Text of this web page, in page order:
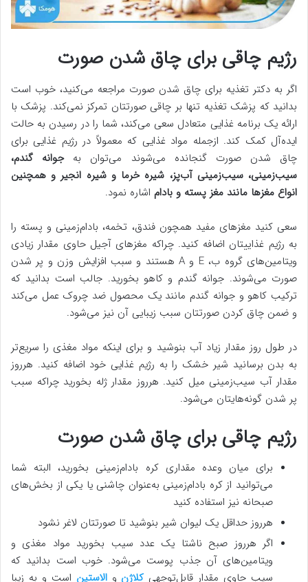
رژیم چاقی برای چاق شدن صورت
اگر به دکتر تغذیه برای چاق شدن صورت مراجعه می‌کنید، خوب است
بدانید که پزشک تغذیه تنها بر چاقی صورتتان تمرکز نمی‌کند. پزشک با
ارائه یک برنامه غذایی متعادل سعی می‌کند، شما را در رسیدن به حالت
ایده‌آل کمک کند. ازجمله مواد غذایی که معمولاً در رژیم غذایی برای
چاق شدن صورت گنجانده می‌شوند می‌توان بهجوانه گندم،
سیب‌زمینی، سیب‌زمینی آب‌پز، شیره خرما و شیره انجیر و همچنین
انواع مغزها مانند مغز پسته و بادام اشاره نمود.
سعی کنید مغزهای مفید همچون فندق، تخمه، بادام‌زمینی و پسته را
به رژیم غذاییتان اضافه کنید. چراکه مغزهای آجیل حاوی مقدار زیادی
ویتامین‌های گروه ب، E و A هستند و سبب افزایش وزن و پر شدن
صورت می‌شوند. جوانه گندم و کاهو بخورید. جالب است بدانید که
ترکیب کاهو و جوانه گندم مانند یک محصول ضد چروک عمل می‌کند
و ضمن چاق کردن صورتتان سبب زیبایی آن نیز می‌شود.
در طول روز مقدار زیاد آب بنوشید و برای اینکه مواد مغذی را سریع‌تر
به بدن برسانید شیر خشک را به رژیم غذایی خود اضافه کنید. هرروز
مقدار آب سیب‌زمینی میل کنید. هرروز مقدار ژله بخورید چراکه سبب
پر شدن گونه‌هایتان می‌شود.
رژیم چاقی برای چاق شدن صورت
برای میان وعده مقداری کره بادام‌زمینی بخورید، البته شما
می‌توانید از کره بادام‌زمینی به‌عنوان چاشنی یا یکی از بخش‌های
صبحانه نیز استفاده کنید
هرروز حداقل یک لیوان شیر بنوشید تا صورتتان لاغر نشود
اگر هرروز صبح ناشتا یک عدد سیب بخورید مواد مغذی و
ویتامین‌های آن جذب پوست می‌شود. خوب است بدانید که
سیب حاوی مقدار قابل‌توجهی کلاژن والاستین است و به زیبا